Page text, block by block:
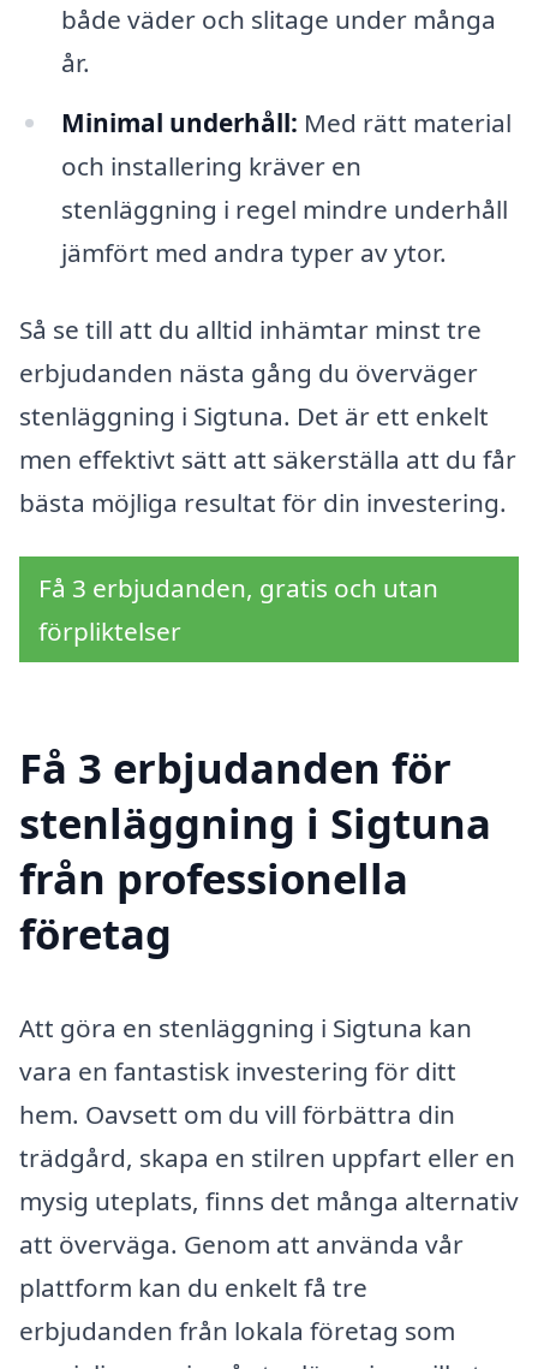
både väder och slitage under många
år.
Minimal underhåll: Med rätt material
och installering kräver en
stenläggning i regel mindre underhåll
jämfört med andra typer av ytor.
Så se till att du alltid inhämtar minst tre
erbjudanden nästa gång du överväger
stenläggning i Sigtuna. Det är ett enkelt
men effektivt sätt att säkerställa att du får
bästa möjliga resultat för din investering.
Få 3 erbjudanden, gratis och utan
förpliktelser
Få 3 erbjudanden för
stenläggning i Sigtuna
från professionella
företag
Att göra en stenläggning i Sigtuna kan
vara en fantastisk investering för ditt
hem. Oavsett om du vill förbättra din
trädgård, skapa en stilren uppfart eller en
mysig uteplats, finns det många alternativ
att överväga. Genom att använda vår
plattform kan du enkelt få tre
erbjudanden från lokala företag som